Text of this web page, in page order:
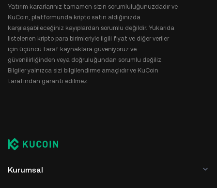
Yatırım kararlarınız tamamen sizin sorumluluğunuzdadır ve
KuCoin, platformunda kripto satın aldığınızda
karşılaşabileceğiniz kayıplardan sorumlu değildir. Yukarıda
listelenen kripto para birimleriyle ilgili fiyat ve diğer veriler
için üçüncü taraf kaynaklara güveniyoruz ve
güvenilirliğinden veya doğruluğundan sorumlu değiliz.
Bilgiler yalnızca sizi bilgilendirme amaçlıdır ve KuCoin
tarafından garanti edilmez.
Kurumsal